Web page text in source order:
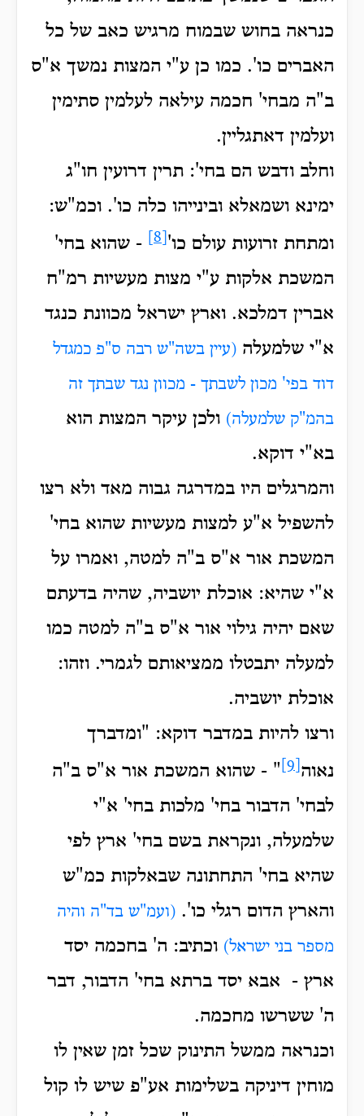
כנראה בחוש שבמוח מרגיש כאב של כל
האברים כו'. כמו כן ע"י המצות נמשך א"ס
ב"ה מבחי' חכמה עילאה לעלמין סתימין
ועלמין דאתגליין.
וחלב ודבש הם בחי': תרין דרועין חו"ג
ימינא ושמאלא ובינייהו כלה כו'. וכמ"ש:
ומתחת זרועות עולם כו'
- שהוא בחי'
המשכת אלקות ע"י מצות מעשיות רמ"ח
אברין דמלכא. וארץ ישראל מכוונת כנגד
א"י שלמעלה (עיין בשה"ש רבה ס"פ כמגדל
דוד בפי' מכון לשבתך - מכוון נגד שבתך זה
בהמ"ק שלמעלה) ולכן עיקר המצות הוא
בא"י דוקא.
והמרגלים היו במדרגה גבוה מאד ולא רצו
להשפיל א"ע למצות מעשיות שהוא בחי'
המשכת אור א"ס ב"ה למטה, ואמרו על
א"י שהיא: אוכלת יושביה, שהיה בדעתם
שאם יהיה גילוי אור א"ס ב"ה למטה כמו
למעלה יתבטלו ממציאותם לגמרי. וזהו:
אוכלת יושביה.
ורצו להיות במדבר דוקא: "ומדברך
נאוה
" - שהוא המשכת אור א"ס ב"ה
לבחי' הדבור בחי' מלכות בחי' א"י
שלמעלה, ונקראת בשם בחי' ארץ לפי
שהיא בחי' התחתונה שבאלקות כמ"ש
והארץ הדום רגלי כו'. (ועמ"ש בד"ה והיה
מספר בני ישראל) וכתיב: ה' בחכמה יסד
ארץ - אבא יסד ברתא בחי' הדבור, דבר
ה' ששרשו מחכמה.
וכנראה ממשל התינוק שכל זמן שאין לו
מוחין דיניקה בשלימות אע"פ שיש לו קול